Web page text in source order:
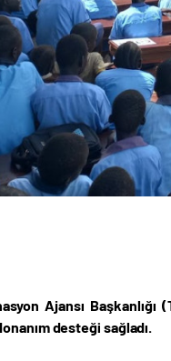
Ajansı
desteği sağladı.